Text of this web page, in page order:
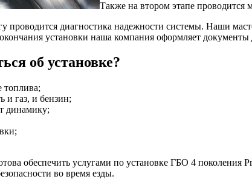
Также на втором этапе проводится
диагностика надежности системы. Наши
установки наша компания оформляет документы
об установке?
топлива;
и газ, и бензин;
динамику;
обеспечить услугами по установке ГБО 4
во время езды.